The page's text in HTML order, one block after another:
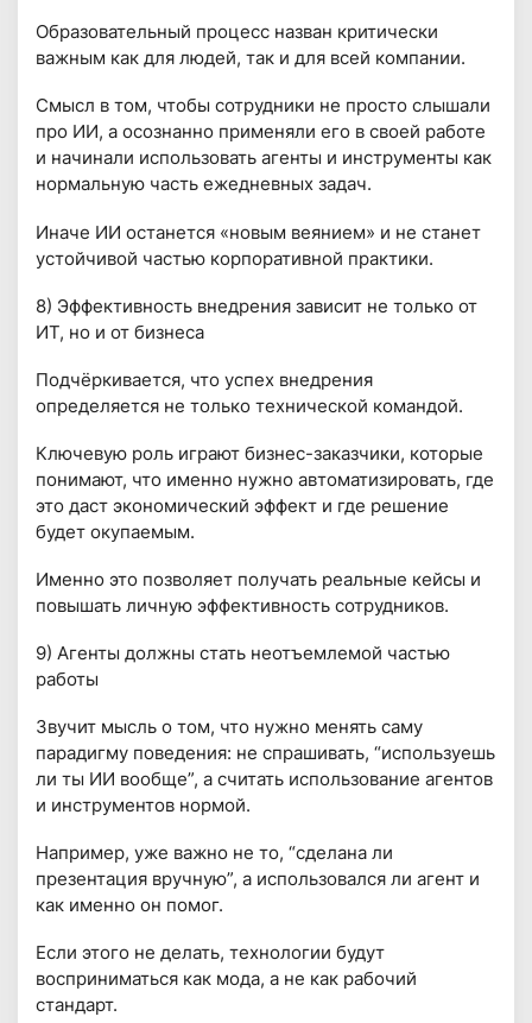
Образовательный процесс назван критически
важным как для людей, так и для всей компании.
Смысл в том, чтобы сотрудники не просто слышали
про ИИ, а осознанно применяли его в своей работе
и начинали использовать агенты и инструменты как
нормальную часть ежедневных задач.
Иначе ИИ останется «новым веянием» и не станет
устойчивой частью корпоративной практики.
8) Эффективность внедрения зависит не только от
ИТ, но и от бизнеса
Подчёркивается, что успех внедрения
определяется не только технической командой.
Ключевую роль играют бизнес-заказчики, которые
понимают, что именно нужно автоматизировать, где
это даст экономический эффект и где решение
будет окупаемым.
Именно это позволяет получать реальные кейсы и
повышать личную эффективность сотрудников.
9) Агенты должны стать неотъемлемой частью
работы
Звучит мысль о том, что нужно менять саму
парадигму поведения: не спрашивать, “используешь
ли ты ИИ вообще”, а считать использование агентов
и инструментов нормой.
Например, уже важно не то, “сделана ли
презентация вручную”, а использовался ли агент и
как именно он помог.
Если этого не делать, технологии будут
восприниматься как мода, а не как рабочий
стандарт.